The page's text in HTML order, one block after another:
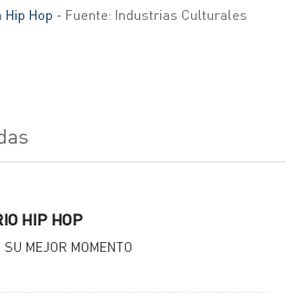
Hip Hop - Fuente: Industrias Culturales
HIP HOP
MEJOR MOMENTO